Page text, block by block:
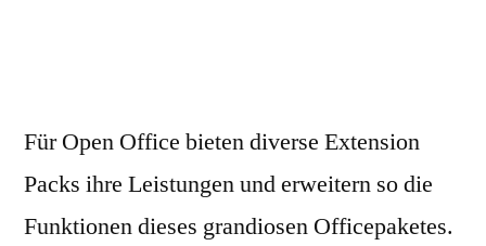
Für Open Office bieten diverse Extension
Packs ihre Leistungen und erweitern so die
Funktionen dieses grandiosen Officepaketes.